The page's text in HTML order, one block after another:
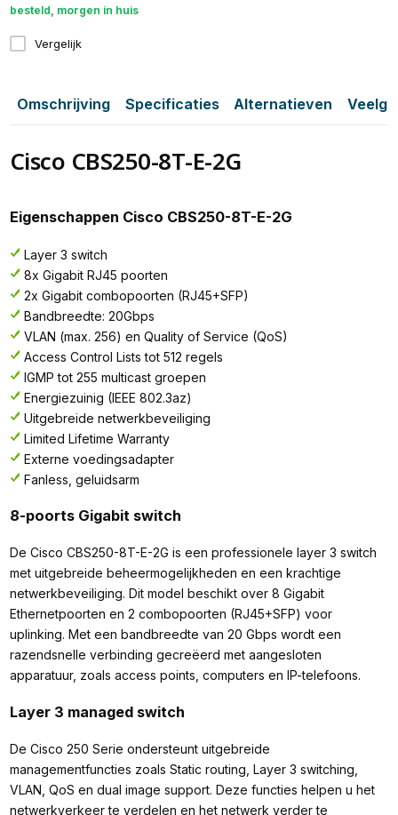
besteld, morgen in huis
Vergelijk
Omschrijving Specificaties Alternatieven
Cisco CBS250-8T-E-2G
Eigenschappen Cisco CBS250-8T-E-2G
Layer 3 switch
8x Gigabit RJ45 poorten
2x Gigabit combopoorten (RJ45+SFP)
Bandbreedte: 20Gbps
VLAN (max. 256) en Quality of Service (QoS)
Access Control Lists tot 512 regels
IGMP tot 255 multicast groepen
Energiezuinig (IEEE 802.3az)
Uitgebreide netwerkbeveiliging
Limited Lifetime Warranty
Externe voedingsadapter
Fanless, geluidsarm
8-poorts Gigabit switch
De Cisco CBS250-8T-E-2G is een professionele layer 3 switch
met uitgebreide beheermogelijkheden en een krachtige
netwerkbeveiliging. Dit model beschikt over 8 Gigabit
Ethernetpoorten en 2 combopoorten (RJ45+SFP) voor
uplinking. Met een bandbreedte van 20 Gbps wordt een
razendsnelle verbinding gecreëerd met aangesloten
apparatuur, zoals access points, computers en IP-telefoons.
Layer 3 managed switch
De Cisco 250 Serie ondersteunt uitgebreide
managementfuncties zoals Static routing, Layer 3 switching,
VLAN, QoS en dual image support. Deze functies helpen u het
netwerkverkeer te verdelen en het netwerk verder te